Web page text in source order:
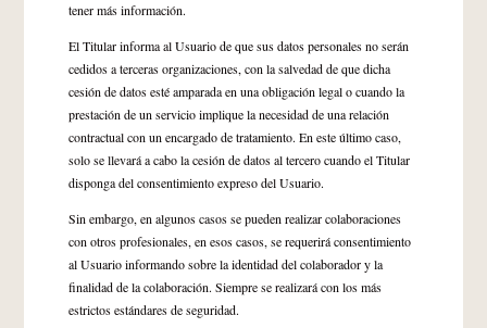
tener más información.
El Titular informa al Usuario de que sus datos personales no serán
cedidos a terceras organizaciones, con la salvedad de que dicha
cesión de datos esté amparada en una obligación legal o cuando la
prestación de un servicio implique la necesidad de una relación
contractual con un encargado de tratamiento. En este último caso,
solo se llevará a cabo la cesión de datos al tercero cuando el Titular
disponga del consentimiento expreso del Usuario.
Sin embargo, en algunos casos se pueden realizar colaboraciones
con otros profesionales, en esos casos, se requerirá consentimiento
al Usuario informando sobre la identidad del colaborador y la
finalidad de la colaboración. Siempre se realizará con los más
estrictos estándares de seguridad.